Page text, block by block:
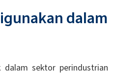
dalam
dalam sektor perindustrian